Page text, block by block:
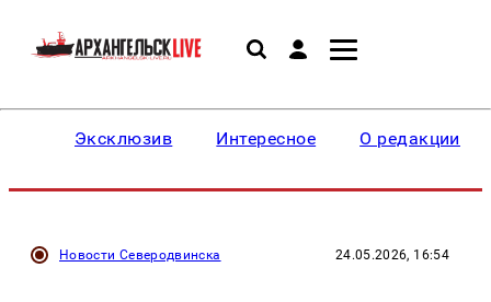
Эксклюзив Интересное О редакции
Новости Северодвинска 24.05.2026, 16:54